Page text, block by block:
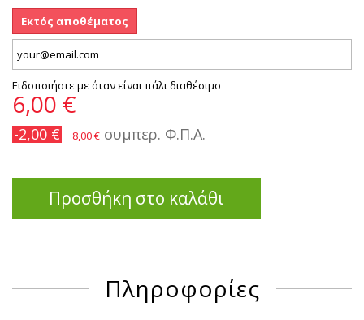
Εκτός αποθέματος
Ειδοποιήστε με όταν είναι πάλι διαθέσιμο
6,00 €
-2,00 € 8,00 € συμπερ. Φ.Π.Α.
Προσθήκη στο καλάθι
Πληροφορίες